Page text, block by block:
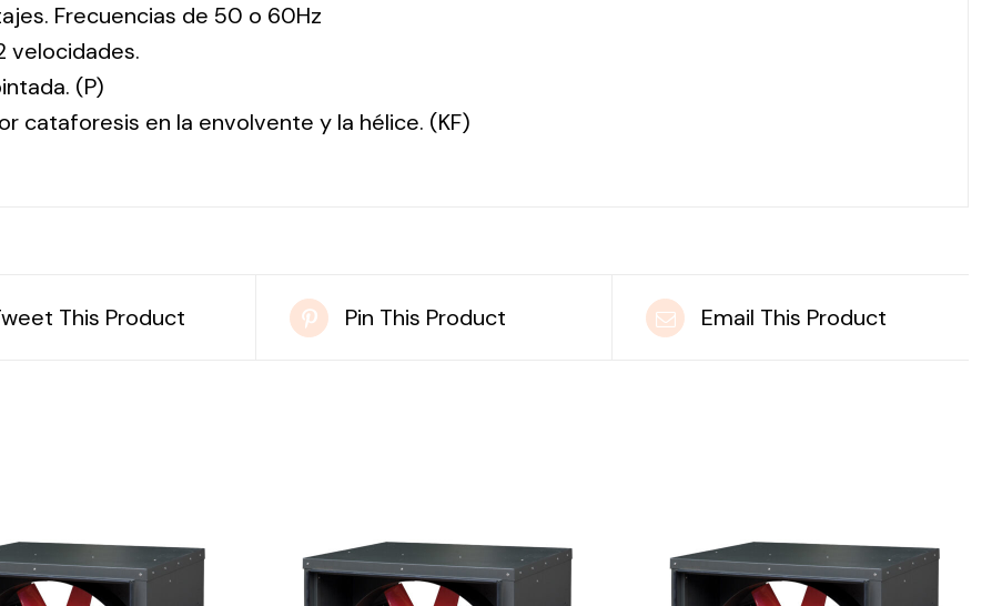
Frecuencias de 50 o 60Hz
velocidades.
(P)
cataforesis en la envolvente y la hélice. (KF)
This Product Pin This Product Email This Product